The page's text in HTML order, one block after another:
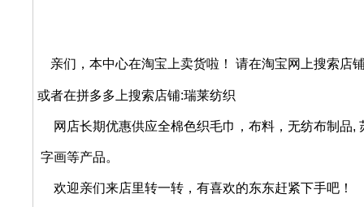
亲们，本中心在淘宝上卖货啦！ 请在淘宝网上搜索店
或者在拼多多上搜索店铺:瑞莱纺织
网店长期优惠供应全棉色织毛巾，布料，无纺布制品,
字画等产品。
欢迎亲们来店里转一转，有喜欢的东东赶紧下手吧！